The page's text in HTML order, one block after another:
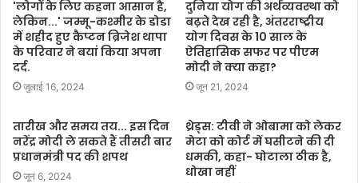
'लोगों के लिए कहना आसान है,
लेकिन...' जम्मू-कश्मीर के डोडा
में शहीद हुए कैप्टन ब्रिजेश थापा
के परिवार ने बयां किया अपना
दर्द.
जुलाई 16, 2024
दुनिया योग की अर्थव्यवस्था को
बढ़ते देख रही है, अंतरराष्ट्रीय
योग दिवस के 10 साल के
ऐतिहासिक सफर पर पीएम
मोदी ने क्या कहा?
जून 21, 2024
तारीख और समय तय... इस दिन
नरेंद्र मोदी ले सकते हैं तीसरी बार
प्रधानमंत्री पद की शपथ
जून 6, 2024
थ्रेड्स: टीवी ने ओबामा को लेकर
मेटा को कोर्ट में घसीटने की दी
धमकी, कहा- घोटाला ठीक है,
धोखा नहीं